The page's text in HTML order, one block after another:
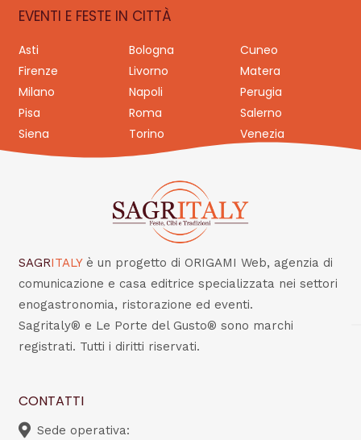
EVENTI E FESTE IN CITTÀ
Asti Bologna
Cuneo
Firenze
Livorno
Matera
Milano
Napoli
Perugia
Pisa
Roma
Salerno
Siena
Torino Venezia
SAGRITALY è un progetto di ORIGAMI Web, agenzia di
comunicazione e casa editrice specializzata nei settori
enogastronomia, ristorazione ed eventi.
Sagritaly® e Le Porte del Gusto® sono marchi
registrati. Tutti i diritti riservati.
CONTATTI
Sede operativa: